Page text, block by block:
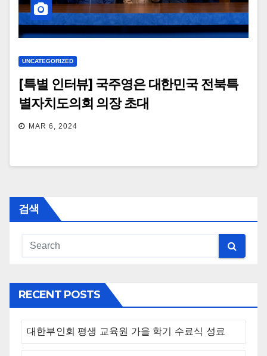
UNCATEGORIZED
[특별 인터뷰] 국주영은 대한민국 전북특
별자치도의회 의장 초대
MAR 6, 2024
검색
RECENT POSTS
대한부인회 평생 교육원 가을 학기 수료식 성료